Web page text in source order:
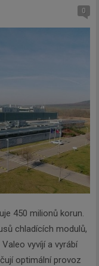
0
450 milionů korun.
chladících modulů,
vyvíjí a vyrábí
optimální provoz